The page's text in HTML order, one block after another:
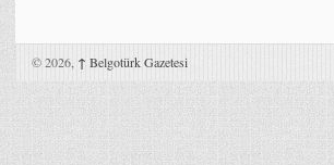
© 2026, ↑ Belgotürk Gazetesi